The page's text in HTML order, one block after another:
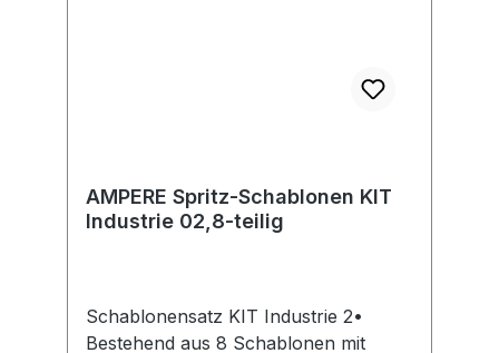
AMPERE Spritz-Schablonen KIT
Industrie 02,8-teilig
Schablonensatz KIT Industrie 2•
Bestehend aus 8 Schablonen mit